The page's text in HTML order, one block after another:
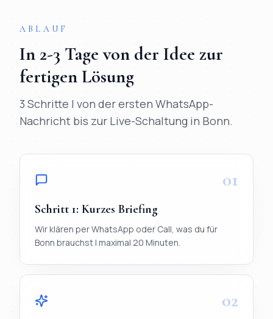
ABLAUF
In 2-3 Tagevon der Idee zur
fertigen Lösung
3 Schritte | von der ersten WhatsApp-
Nachricht bis zur Live-Schaltung in Bonn.
01
Schritt 1: Kurzes Briefing
Wir klären per WhatsApp oder Call, was du für
Bonn brauchst | maximal 20 Minuten.
02